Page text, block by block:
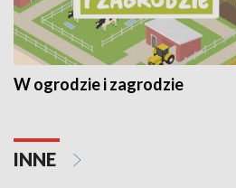
W ogrodzie i zagrodzie
INNE